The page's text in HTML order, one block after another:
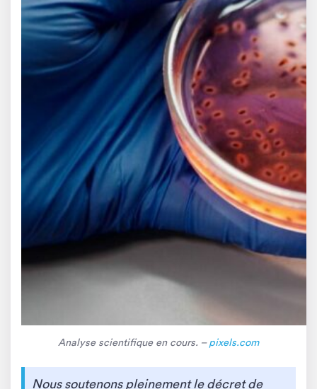
Analyse scientifique en cours. – pixels.com
Nous soutenons pleinement le décret de